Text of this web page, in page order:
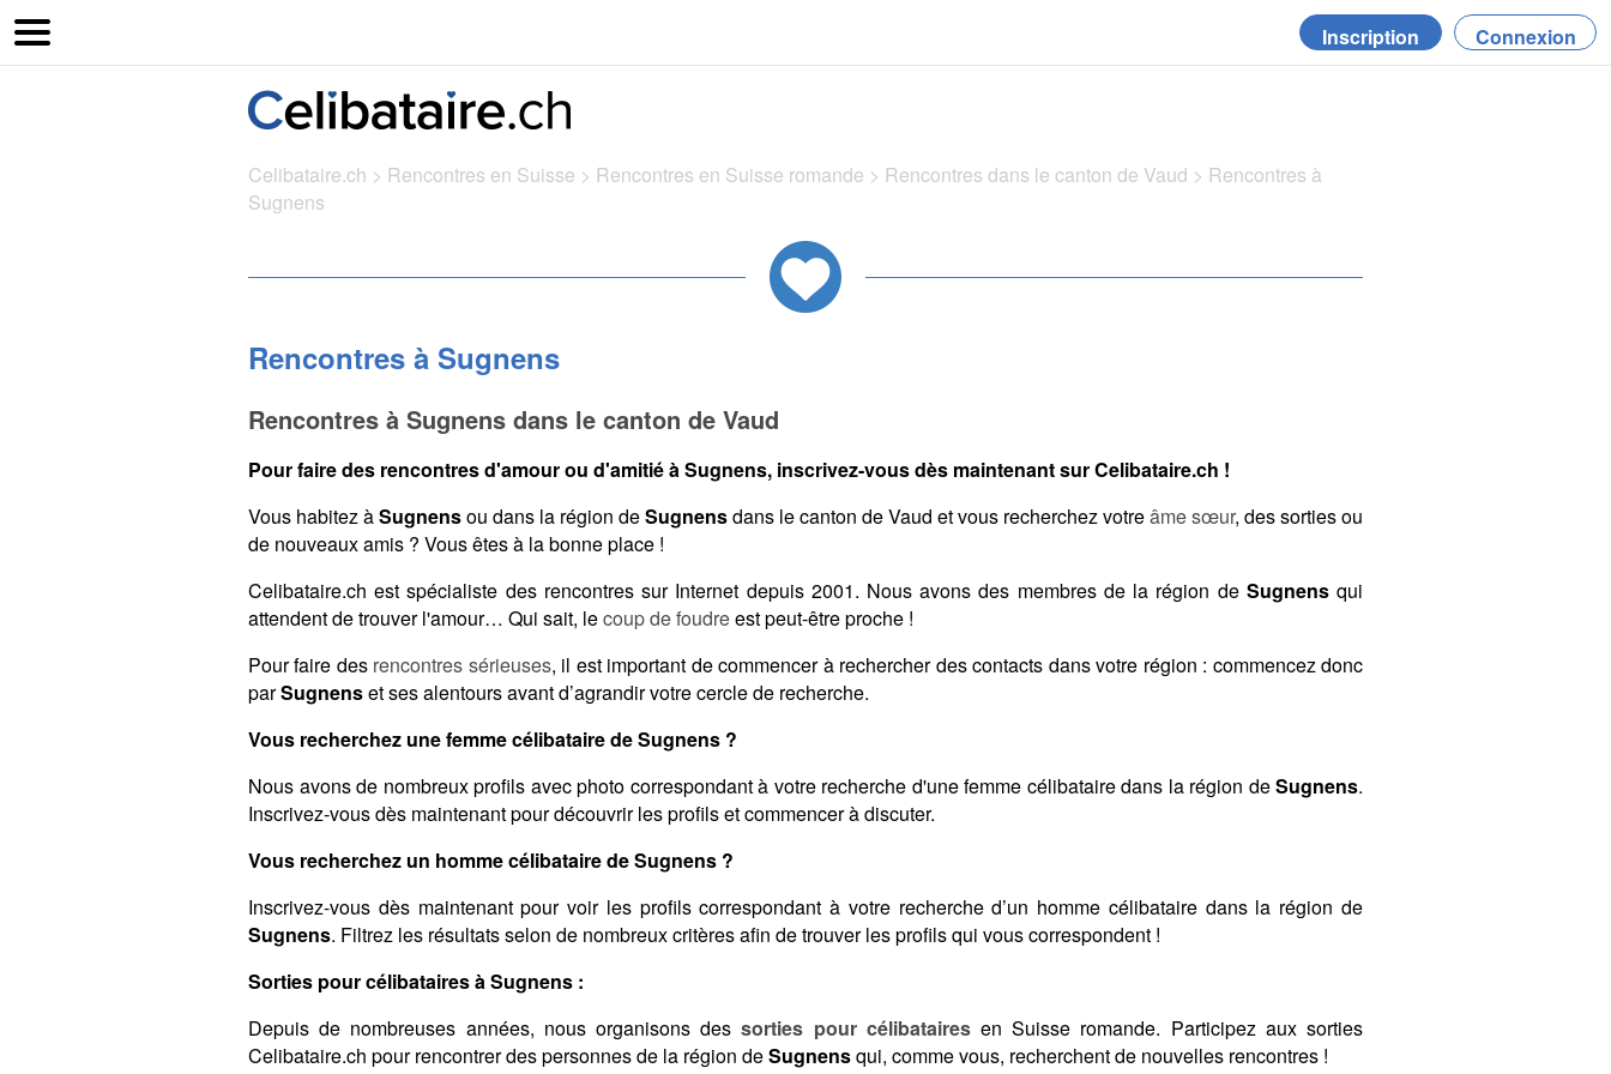
Inscription Connexion
Celibataire.ch > Rencontres en Suisse > Rencontres en Suisse romande > Rencontres dans le canton de Vaud > Rencontres à
Sugnens
Rencontres à Sugnens
Rencontres à Sugnens dans le canton de Vaud
Pour faire des rencontres d'amour ou d'amitié à Sugnens, inscrivez-vous dès maintenant sur Celibataire.ch !
Vous habitez àSugnensou dans la région deSugnensdans le canton de Vaud et vous recherchez votreâme sœur, des sorties ou
de nouveaux amis ? Vous êtes à la bonne place !
Celibataire.ch est spécialiste des rencontres sur Internet depuis 2001. Nous avons des membres de la région de Sugnensqui
attendent de trouver l'amour… Qui sait, lecoup de foudreest peut-être proche !
Pour faire des rencontres sérieuses, il est important de commencer à rechercher des contacts dans votre région : commencez donc
parSugnenset ses alentours avant d’agrandir votre cercle de recherche.
Vous recherchez une femme célibataire de Sugnens ?
Nous avons de nombreux profils avec photo correspondant à votre recherche d'une femme célibataire dans la région deSugnens.
Inscrivez-vous dès maintenant pour découvrir les profils et commencer à discuter.
Vous recherchez un homme célibataire de Sugnens ?
Inscrivez-vous dès maintenant pour voir les profils correspondant à votre recherche d’un homme célibataire dans la région de
Sugnens. Filtrez les résultats selon de nombreux critères afin de trouver les profils qui vous correspondent !
Sorties pour célibataires à Sugnens :
Depuis de nombreuses années, nous organisons dessorties pour célibatairesen Suisse romande. Participez aux sorties
Celibataire.ch pour rencontrer des personnes de la région deSugnensqui, comme vous, recherchent de nouvelles rencontres !